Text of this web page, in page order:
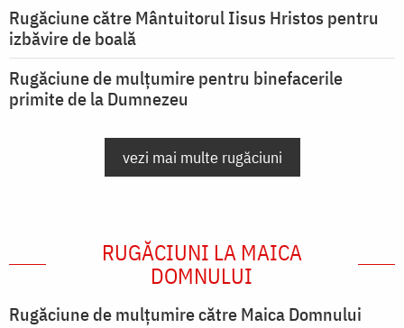
Rugăciune către Mântuitorul Iisus Hristos pentru
izbăvire de boală
Rugăciune de mulțumire pentru binefacerile
primite de la Dumnezeu
vezi mai multe rugăciuni
RUGĂCIUNI LA MAICA
DOMNULUI
Rugăciune de mulţumire către Maica Domnului